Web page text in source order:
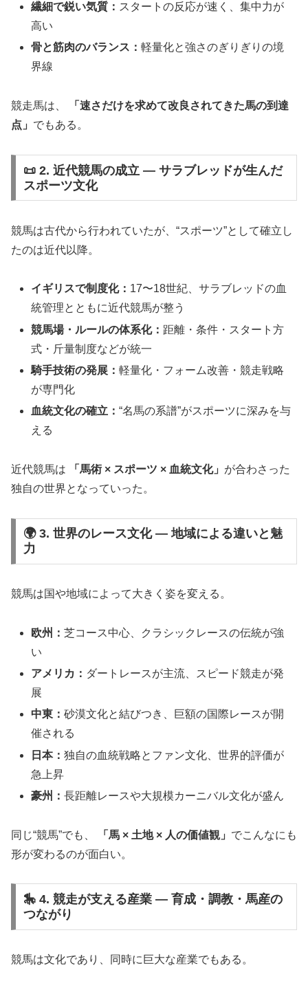
繊細で鋭い気質： スタートの反応が速く、集中力が
高い
骨と筋肉のバランス：軽量化と強さのぎりぎりの境
界線
競走馬は、
「速さだけを求めて改良されてきた馬の到達
点」 でもある。
📜 2. 近代競馬の成立 ― サラブレッドが生んだ
スポーツ文化
競馬は古代から行われていたが、“スポーツ”として確立し
たのは近代以降。
イギリスで制度化： 17〜18世紀、サラブレッドの血
統管理とともに近代競馬が整う
競馬場・ルールの体系化： 距離・条件・スタート方
式・斤量制度などが統一
騎手技術の発展：軽量化・フォーム改善・競走戦略
が専門化
血統文化の確立：“名馬の系譜”がスポーツに深みを与
える
近代競馬は 「馬術 × スポーツ × 血統文化」 が合わさった
独自の世界となっていった。
🌍 3. 世界のレース文化 ― 地域による違いと魅
力
競馬は国や地域によって大きく姿を変える。
欧州：芝コース中心、クラシックレースの伝統が強
い
アメリカ： ダートレースが主流、スピード競走が発
展
中東：砂漠文化と結びつき、巨額の国際レースが開
催される
日本：独自の血統戦略とファン文化、世界的評価が
急上昇
豪州：長距離レースや大規模カーニバル文化が盛ん
同じ“競馬”でも、 「馬 × 土地 × 人の価値観」 でこんなにも
形が変わるのが面白い。
🎠 4. 競走が支える産業 ― 育成・調教・馬産の
つながり
競馬は文化であり、同時に巨大な産業でもある。